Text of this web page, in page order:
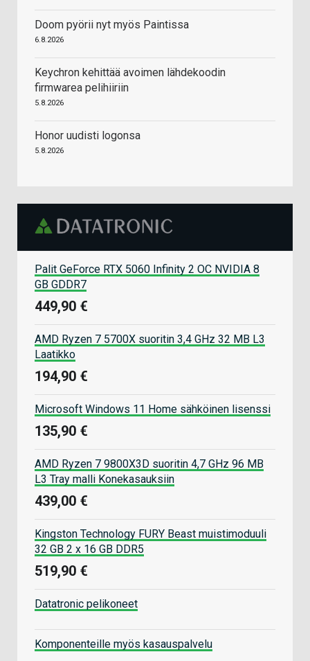
Doom pyörii nyt myös Paintissa
6.8.2026
Keychron kehittää avoimen lähdekoodin
firmwarea pelihiiriin
5.8.2026
Honor uudisti logonsa
5.8.2026
Palit GeForce RTX 5060 Infinity 2 OC NVIDIA 8
GB GDDR7
449,90 €
AMD Ryzen 7 5700X suoritin 3,4 GHz 32 MB L3
Laatikko
194,90 €
Microsoft Windows 11 Home sähköinen lisenssi
135,90 €
AMD Ryzen 7 9800X3D suoritin 4,7 GHz 96 MB
L3 Tray malli Konekasauksiin
439,00 €
Kingston Technology FURY Beast muistimoduuli
32 GB 2 x 16 GB DDR5
519,90 €
Datatronic pelikoneet
Komponenteille myös kasauspalvelu